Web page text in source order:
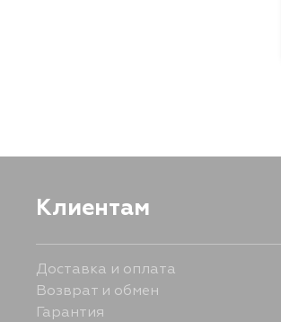
Клиентам
Доставка и оплата
Возврат и обмен
Гарантия